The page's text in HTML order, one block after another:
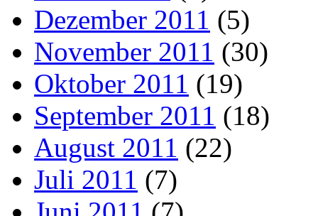
Dezember 2011 (5)
November 2011 (30)
Oktober 2011 (19)
September 2011 (18)
August 2011 (22)
Juli 2011 (7)